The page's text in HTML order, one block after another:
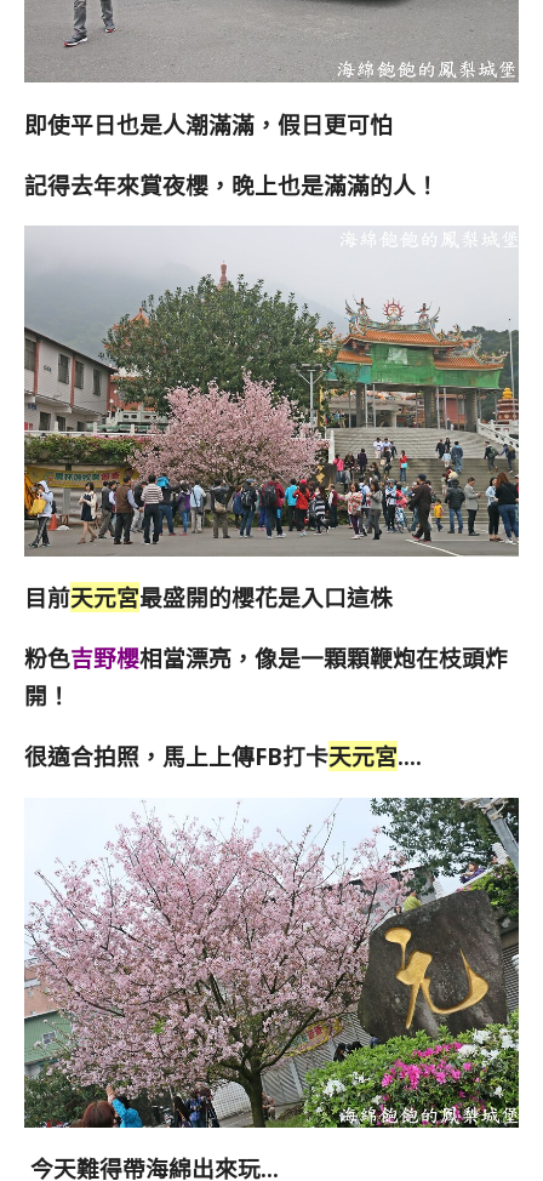
即使平日也是人潮滿滿，假日更可怕
記得去年來賞夜櫻，晚上也是滿滿的人！
目前天元宮最盛開的櫻花是入口這株
粉色吉野櫻相當漂亮，像是一顆顆鞭炮在枝頭炸
開！
很適合拍照，馬上上傳FB打卡天元宮….
今天難得帶海綿出來玩…